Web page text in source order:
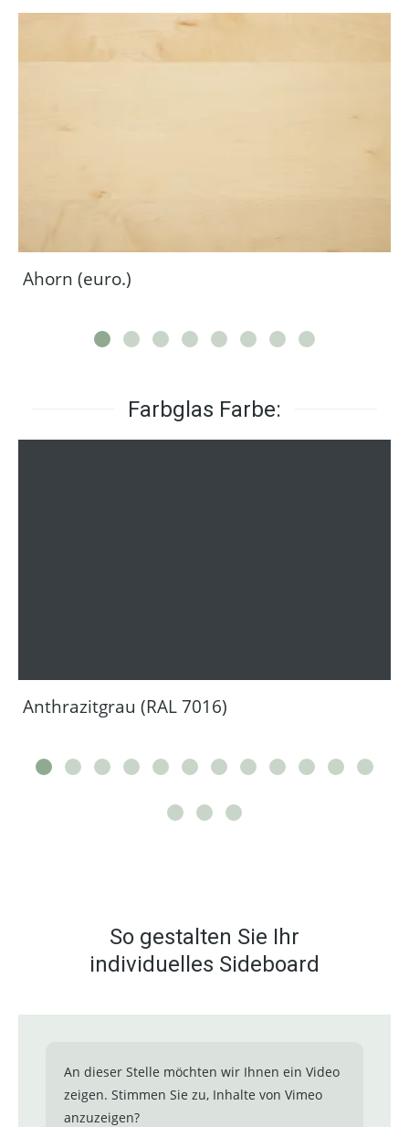
Ahorn (euro.)
Farbglas Farbe:
Anthrazitgrau (RAL 7016)
So gestalten Sie Ihr
individuelles Sideboard
An dieser Stelle möchten wir Ihnen ein Video
zeigen. Stimmen Sie zu, Inhalte von Vimeo
anzuzeigen?